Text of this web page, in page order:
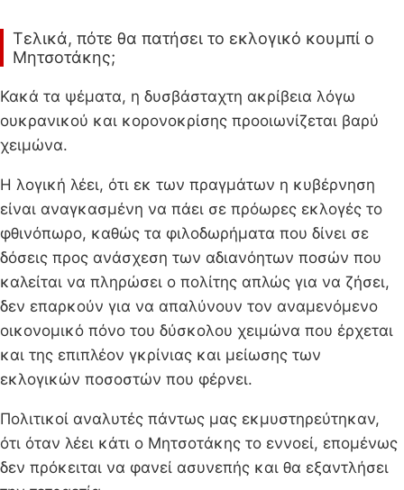
Τελικά, πότε θα πατήσει το εκλογικό κουμπί ο
Μητσοτάκης;
Κακά τα ψέματα, η δυσβάσταχτη ακρίβεια λόγω
ουκρανικού και κορονοκρίσης προοιωνίζεται βαρύ
χειμώνα.
Η λογική λέει, ότι εκ των πραγμάτων η κυβέρνηση
είναι αναγκασμένη να πάει σε πρόωρες εκλογές το
φθινόπωρο, καθώς τα φιλοδωρήματα που δίνει σε
δόσεις προς ανάσχεση των αδιανόητων ποσών που
καλείται να πληρώσει ο πολίτης απλώς για να ζήσει,
δεν επαρκούν για να απαλύνουν τον αναμενόμενο
οικονομικό πόνο του δύσκολου χειμώνα που έρχεται
και της επιπλέον γκρίνιας και μείωσης των
εκλογικών ποσοστών που φέρνει.
Πολιτικοί αναλυτές πάντως μας εκμυστηρεύτηκαν,
ότι όταν λέει κάτι ο Μητσοτάκης το εννοεί, επομένως
δεν πρόκειται να φανεί ασυνεπής και θα εξαντλήσει